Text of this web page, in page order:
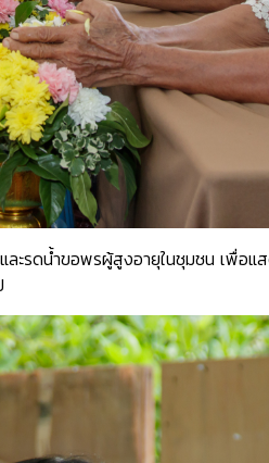
ะรดน้ำขอพรผู้สูงอายุในชุมชน เพื่